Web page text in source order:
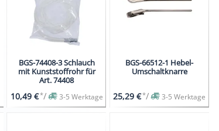
BGS-74408-3 Schlauch
mit Kunststoffrohr für
Art. 74408
10,49 €*/ 3-5 Werktage
BGS-66512-1 Hebel-
Umschaltknarre
25,29 €*/ 3-5 Werktage